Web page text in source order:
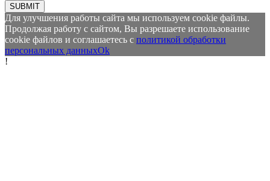
SUBMIT
Для улучшения работы сайта мы используем cookie файлы.
Продолжая работу с сайтом, Вы разрешаете использование
cookie файлов и соглашаетесь с политикой обработки
персональных данныхOk
!